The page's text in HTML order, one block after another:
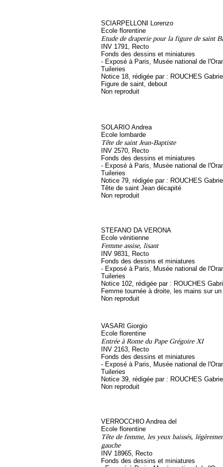
SCIARPELLONI Lorenzo
Ecole florentine
Etude de draperie pour la figure de saint
INV 1791, Recto
Fonds des dessins et miniatures
- Exposé à Paris, Musée national de
Tuileries
Notice 18, rédigée par : ROUCHES
Figure de saint, debout
Non reproduit
SOLARIO Andrea
Ecole lombarde
Tête de saint Jean-Baptiste
INV 2570, Recto
Fonds des dessins et miniatures
- Exposé à Paris, Musée national de
Tuileries
Notice 79, rédigée par : ROUCHES
Tête de saint Jean décapité
Non reproduit
STEFANO DA VERONA
Ecole vénitienne
Femme assise, lisant
INV 9831, Recto
Fonds des dessins et miniatures
- Exposé à Paris, Musée national de
Tuileries
Notice 102, rédigée par : ROUCHES
Femme tournée à droite, les mains sur
Non reproduit
VASARI Giorgio
Ecole florentine
Entrée à Rome du Pape Grégoire XI
INV 2163, Recto
Fonds des dessins et miniatures
- Exposé à Paris, Musée national de
Tuileries
Notice 39, rédigée par : ROUCHES
Non reproduit
VERROCCHIO Andrea del
Ecole florentine
Tête de femme, les yeux baissés,
gauche
INV 18965, Recto
Fonds des dessins et miniatures